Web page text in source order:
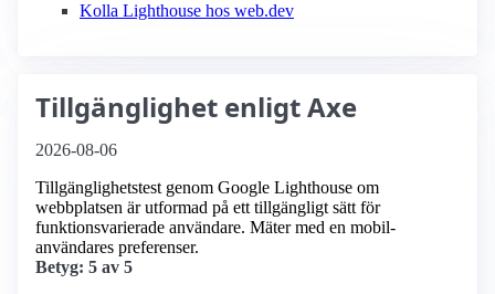
Kolla Lighthouse hos web.dev
Tillgänglighet enligt Axe
2026-08-06
Tillgänglighetstest genom Google Lighthouse om
webbplatsen är utformad på ett tillgängligt sätt för
funktionsvarierade användare. Mäter med en mobil­
användares preferenser.
Betyg: 5 av 5